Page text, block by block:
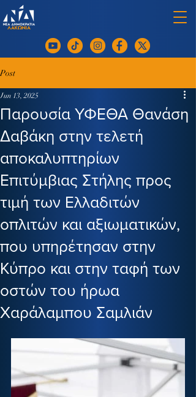
Post
Παρουσία ΥΦΕΘΑ Θανάση
Δαβάκη στην τελετή
αποκαλυπτηρίων
Επιτύμβιας Στήλης προς
τιμή των Ελλαδιτών
οπλιτών και αξιωματικών,
που υπηρέτησαν στην
Κύπρο και στην ταφή των
οστών του ήρωα
Χαράλαμπου Σαμλιάν
Jun 13, 2025